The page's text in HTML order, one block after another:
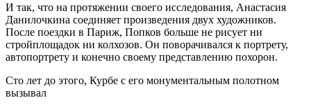
И так, что на протяжении своего исследования, Анастасия
Данилочкина соединяет произведения двух художников.
После поездки в Париж, Попков больше не рисует ни
стройплощадок ни колхозов. Он поворачивался к портрету,
автопортрету и конечно своему представлению похорон.
Сто лет до этого, Курбе с его монументальным полотном
вызывал